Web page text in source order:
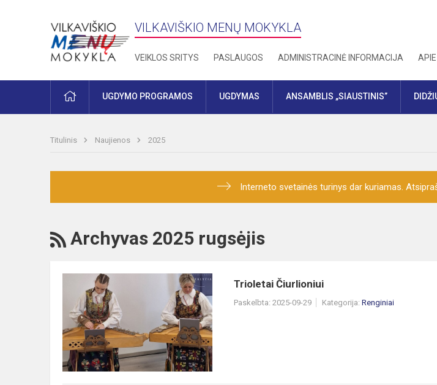
VILKAVIŠKIO MENŲ MOKYKLA
VEIKLOS SRITYS PASLAUGOS ADMINISTRACINĖ INFORMACIJA
PRADŽIAUGDYMO PROGRAMOS UGDYMAS ANSAMBLIS „SIAUSTINIS”
Titulinis Naujienos 2025
Interneto svetainės turinys dar kuriamas.
RSS
Archyvas 2025 rugsėjis
Trioletai
Čiurlioniui
Trioletai Čiurlioniui
Paskelbta: 2025-09-29 Kategorija: Renginiai